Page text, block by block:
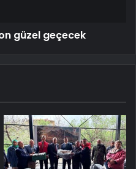
güzel geçecek